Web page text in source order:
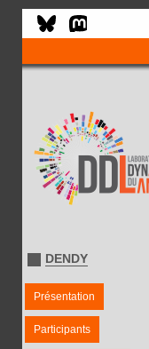
DENDY
Présentation
Participants